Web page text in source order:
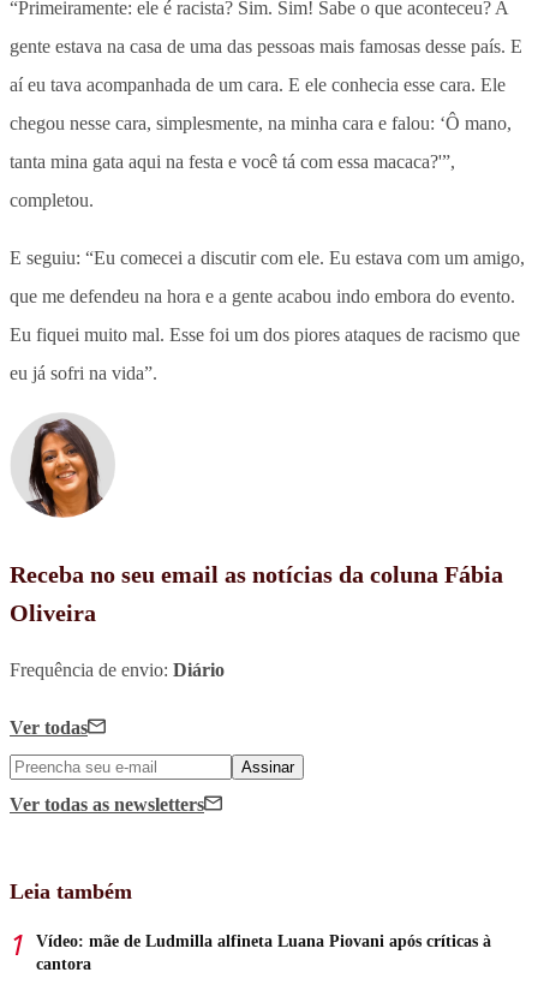
“Primeiramente: ele é racista? Sim. Sim! Sabe o que aconteceu? A
gente estava na casa de uma das pessoas mais famosas desse país. E
aí eu tava acompanhada de um cara. E ele conhecia esse cara. Ele
chegou nesse cara, simplesmente, na minha cara e falou: ‘Ô mano,
tanta mina gata aqui na festa e você tá com essa macaca?'”,
completou.
E seguiu: “Eu comecei a discutir com ele. Eu estava com um amigo,
que me defendeu na hora e a gente acabou indo embora do evento.
Eu fiquei muito mal. Esse foi um dos piores ataques de racismo que
eu já sofri na vida”.
Receba no seu email as notícias da coluna Fábia
Oliveira
Frequência de envio: Diário
Ver todas
Assinar
Ver todas as newsletters
Leia também
Vídeo: mãe de Ludmilla alfineta Luana Piovani após críticas à
cantora